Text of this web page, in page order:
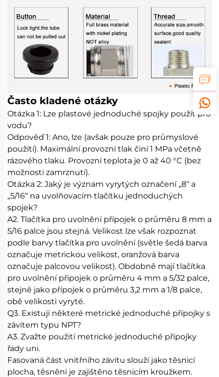
Často kladené otázky
Otázka 1: Lze plastové jednoduché spojky použít pro
vodu?
Odpověď 1: Ano, lze (avšak pouze pro průmyslové
použití). Maximální provozní tlak činí 1 MPa včetně
rázového tlaku. Provozní teplota je 0 až 40 °C (bez
možnosti zamrznutí).
Otázka 2: Jaký je význam vyrytých označení „8“ a
„5/16“ na uvolňovacím tlačítku jednoduchých
spojek?
A2. Tlačítka pro uvolnění přípojek o průměru 8 mm a
5/16 palce jsou stejná. Velikost lze však rozpoznat
podle barvy tlačítka pro uvolnění (světle šedá barva
označuje metrickou velikost, oranžová barva
označuje palcovou velikost). Obdobně mají tlačítka
pro uvolnění přípojek o průměru 4 mm a 5/32 palce,
stejně jako přípojek o průměru 3,2 mm a 1/8 palce,
obě velikosti vyryté.
Q3. Existují některé metrické jednoduché přípojky s
závitem typu NPT?
A3. Zvažte použití metrické jednoduché přípojky
řady uni.
Fasovaná část vnitřního závitu slouží jako těsnicí
plocha, těsnění je zajištěno těsnicím kroužkem.